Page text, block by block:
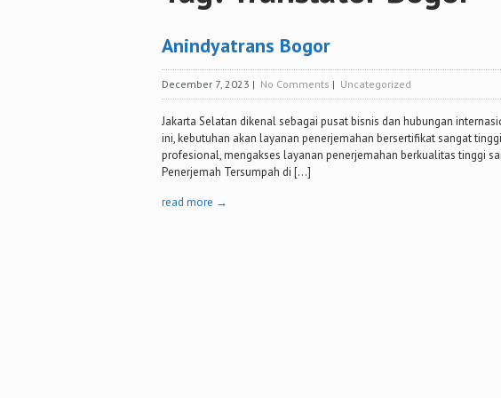
Anindyatrans Bogor
December 7, 2023 | No Comments | Uncategorized
Jakarta Selatan dikenal sebagai pusat bisnis dan hubungan
ini, kebutuhan akan layanan penerjemahan bersertifikat sangat
profesional, mengakses layanan penerjemahan berkualitas tinggi
Penerjemah Tersumpah di […]
read more →